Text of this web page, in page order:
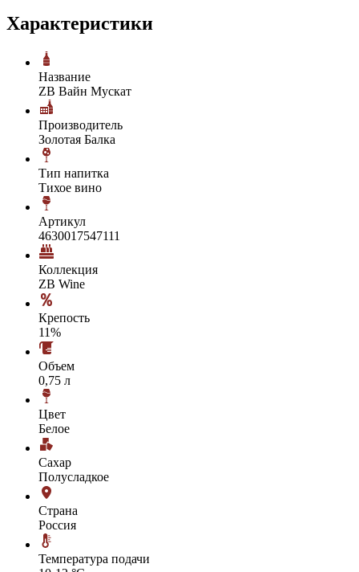
Характеристики
Название
ZB Вайн Мускат
Производитель
Золотая Балка
Тип напитка
Тихое вино
Артикул
4630017547111
Коллекция
ZB Wine
Крепость
11%
Объем
0,75 л
Цвет
Белое
Сахар
Полусладкое
Страна
Россия
Температура подачи